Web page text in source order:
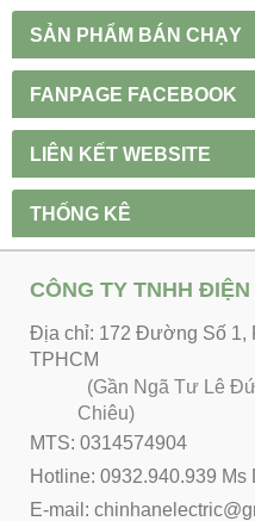
SẢN PHẨM BÁN CHẠY
FANPAGE FACEBOOK
LIÊN KẾT WEBSITE
THỐNG KÊ
CÔNG TY TNHH
Địa chỉ: 172 Đường Số 1,
TPHCM
(Gần Ngã Tư Lê
Chiêu)
MTS: 0314574904
Hotline: 0932.940.939 Ms
E-mail: